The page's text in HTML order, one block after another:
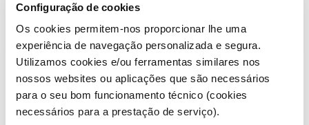
Configuração de cookies
Os cookies permitem-nos proporcionar lhe uma
experiência de navegação personalizada e segura.
Utilizamos cookies e/ou ferramentas similares nos
nossos websites ou aplicações que são necessários
para o seu bom funcionamento técnico (cookies
necessários para a prestação de serviço).
Parta o pão em tiras e sirva de imediato.
Partilhar Imprimir